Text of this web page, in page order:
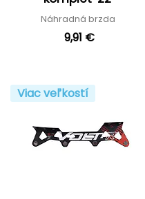
Náhradná brzda
9,91 €
Viac veľkostí